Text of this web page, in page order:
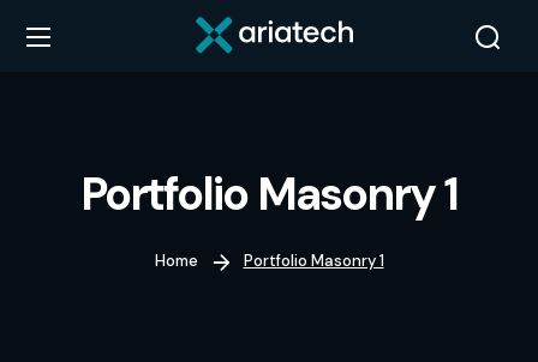
Portfolio Masonry 1
Home Portfolio Masonry 1